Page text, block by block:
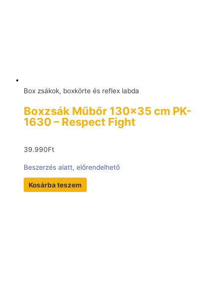
Box zsákok, boxkörte és reflex labda
Boxzsák Műbőr 130×35 cm PK-
1630 – Respect Fight
39.990Ft
Beszerzés alatt, előrendelhető
Kosárba teszem